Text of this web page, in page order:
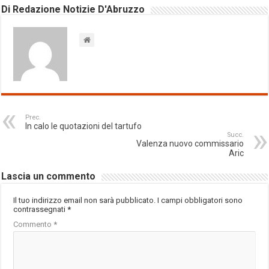
Di Redazione Notizie D'Abruzzo
Prec.
In calo le quotazioni del tartufo
Succ.
Valenza nuovo commissario
Aric
Lascia un commento
Il tuo indirizzo email non sarà pubblicato. I campi obbligatori sono
contrassegnati*
Commento*